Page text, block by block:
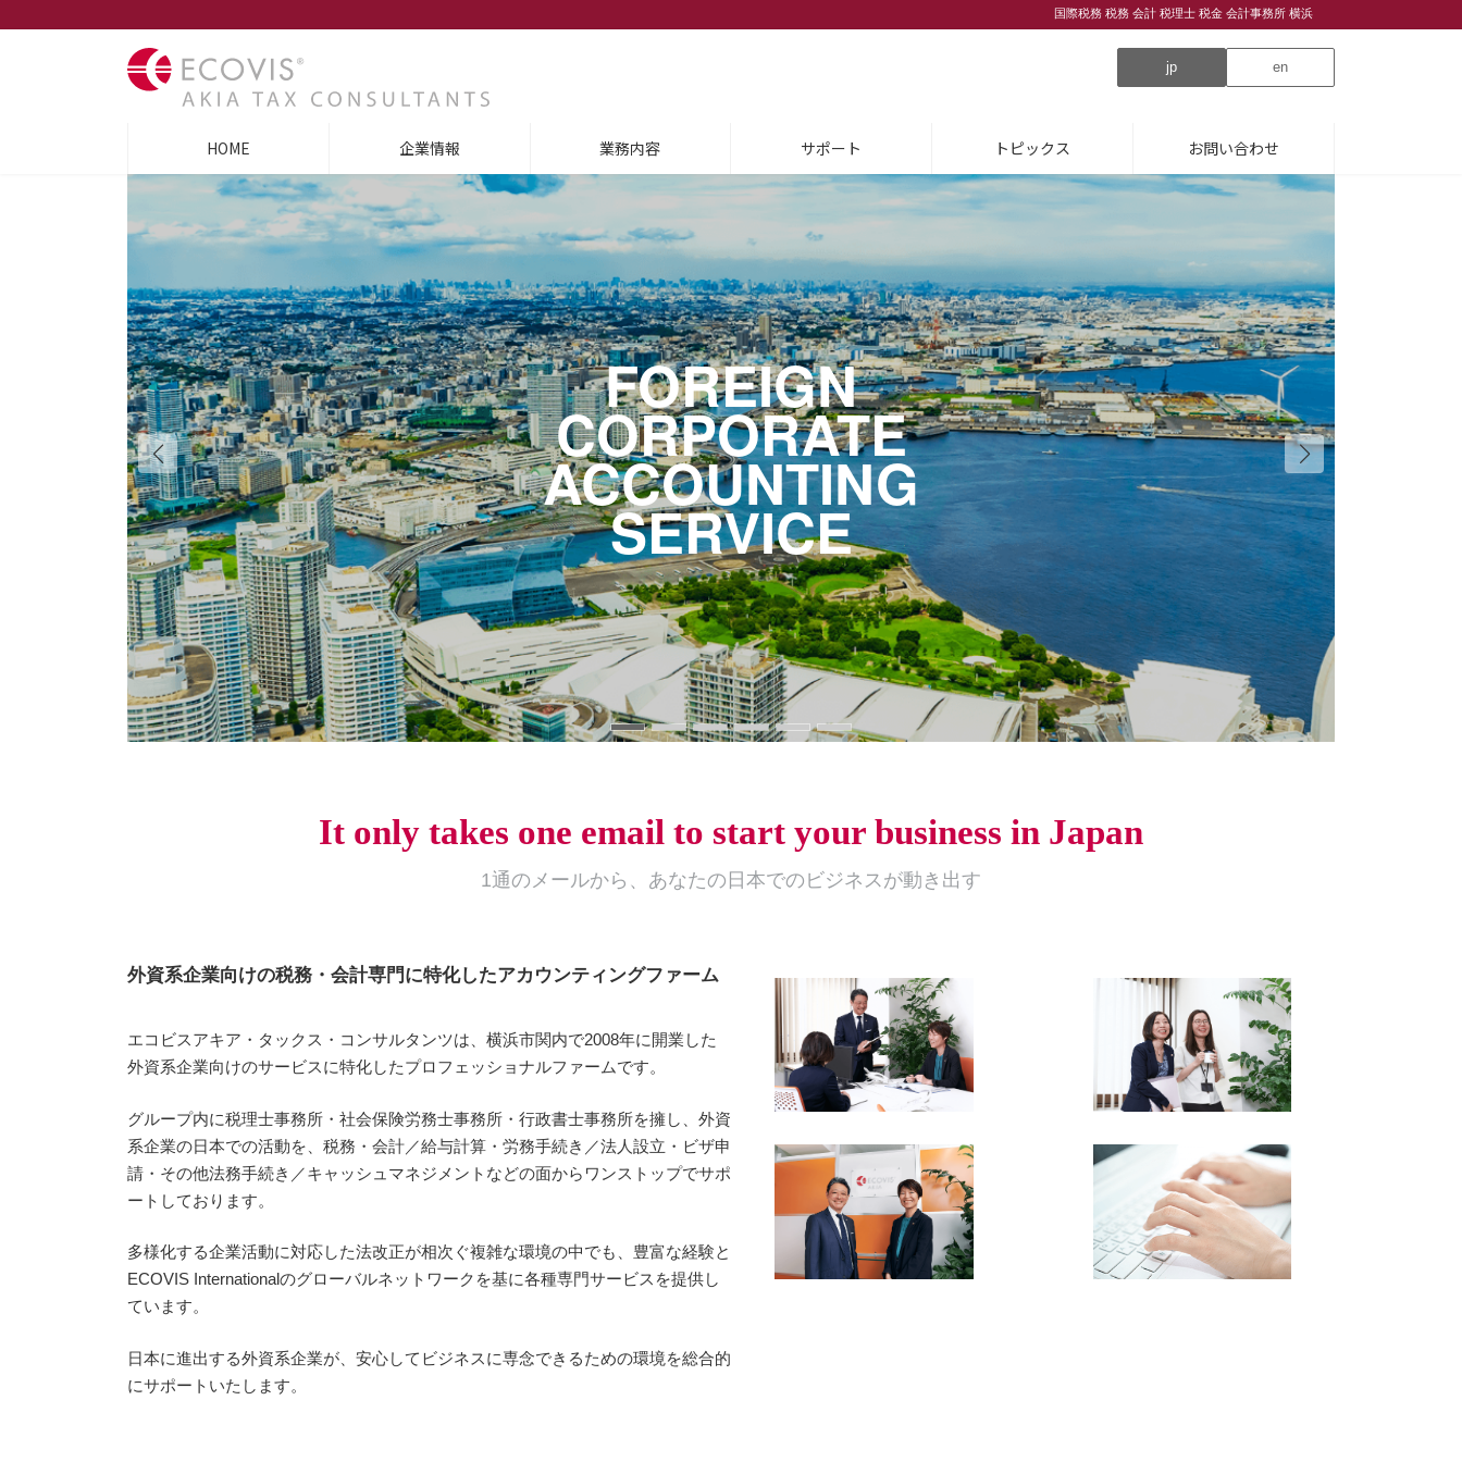
ン
ビ
国際税務 税務 会計 税理士 税金 会計事務所 横浜
jp en
HOME 企業情報 業務内容 サポート トピックス お問い合わせ
FOREIGN
CORPORATE
ACCOUNTING
SERVICE
FOREIGN
CORPORATE
ACCOUNTING
SERVICE
FOREIGN
CORPORATE
ACCOUNTING
SERVICE
FOREIGN
CORPORATE
ACCOUNTING
SERVICE
FOREIGN
CORPORATE
ACCOUNTING
SERVICE
FOREIGN
CORPORATE
ACCOUNTING
SERVICE
It only takes one email to start your business in Japan
1通のメールから、 あなたの日本でのビジネスが動き出す
外資系企業向けの税務・会計専門に特化したアカウンティングファーム
エコビスアキア・タックス・コンサルタンツは、横浜市関内で2008年に開業した
外資系企業向けのサービスに特化したプロフェッショナルファームです。
グループ内に税理士事務所・社会保険労務士事務所・行政書士事務所を擁し、外資
系企業の日本での活動を、税務・会計／給与計算・労務手続き／法人設立・ビザ申
請・その他法務手続き／キャッシュマネジメントなどの面からワンストップでサポ
ートしております。
多様化する企業活動に対応した法改正が相次ぐ複雑な環境の中でも、豊富な経験と
ECOVIS Internationalのグローバルネットワークを基に各種専門サービスを提供し
ています。
日本に進出する外資系企業が、安心してビジネスに専念できるための環境を総合的
にサポートいたします。